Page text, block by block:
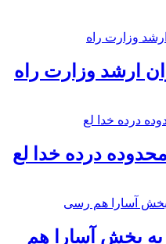
ارشد وزارت راه
درده خدا لع
به بخش آسارا هم